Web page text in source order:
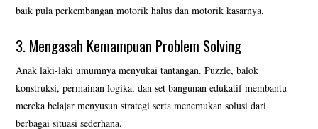
baik pula perkembangan motorik halus dan motorik kasarnya.
3. Mengasah Kemampuan Problem Solving
Anak laki-laki umumnya menyukai tantangan. Puzzle, balok
konstruksi, permainan logika, dan set bangunan edukatif membantu
mereka belajar menyusun strategi serta menemukan solusi dari
berbagai situasi sederhana.